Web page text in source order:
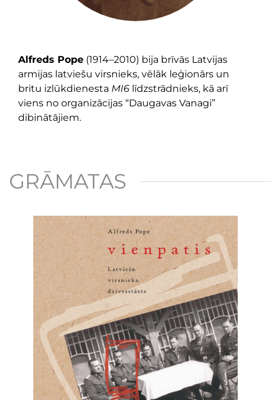
Alfreds Pope (1914–2010) bija brīvās Latvijas
armijas latviešu virsnieks, vēlāk leģionārs un
britu izlūkdienesta MI6 līdzstrādnieks, kā arī
viens no organizācijas “Daugavas Vanagi”
dibinātājiem.
GRĀMATAS